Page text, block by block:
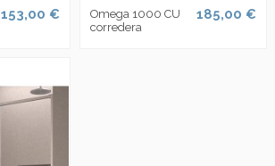
153,00 €
Omega 1000 CU
corredera
185,00 €